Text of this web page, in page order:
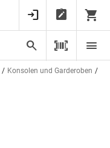
Konsolen und Garderoben